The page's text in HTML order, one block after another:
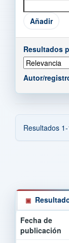
Resultados
Autor/
Resultados
Fecha de
publicación